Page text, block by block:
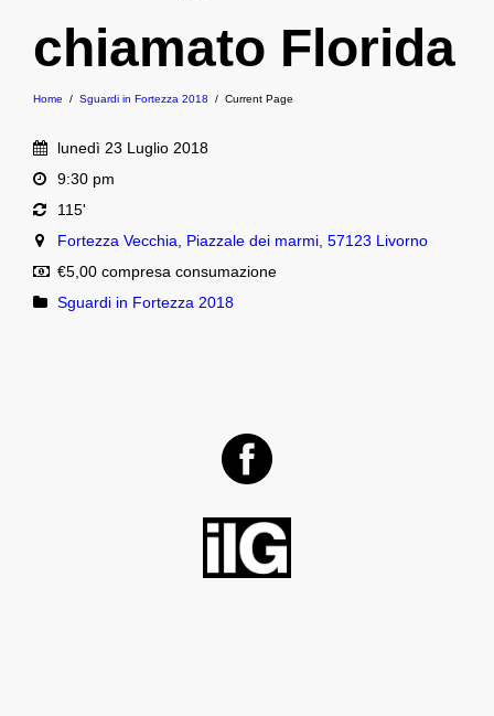
chiamato Florida
Home / Sguardi in Fortezza 2018 / Current Page
lunedì 23 Luglio 2018
9:30 pm
115'
Fortezza Vecchia, Piazzale dei marmi, 57123 Livorno
€5,00 compresa consumazione
Sguardi in Fortezza 2018